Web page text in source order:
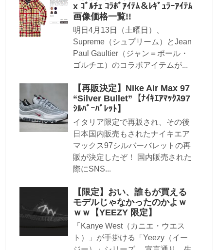
x ｺﾞﾙﾁｪ ｺﾗﾎﾞｱｲﾃﾑ＆ﾚｷﾞｭﾗｰｱｲﾃﾑ
画像価格一覧!!
明日4月13日（土曜日）、
Supreme（シュプリーム）とJean
Paul Gaultier（ジャン＝ポール・
ゴルチエ）のコラボアイテムが...
【再販決定】Nike Air Max 97
“Silver Bullet”【ﾅｲｷｴｱﾏｯｸｽ97
ｼﾙﾊﾞｰﾊﾞﾚｯﾄ】
イタリア限定で再販され、その後
日本国内販売もされたナイキエア
マックス97シルバーバレットの再
販が決定したぞ！ 国内販売された
際にSNS...
【限定】おい、誰もが買える
モデルじゃなかったのかよｗ
ｗｗ【YEEZY 限定】
「Kanye West（カニエ・ウエス
ト）」が手掛ける「Yeezy（イー